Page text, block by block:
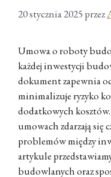
20 stycznia 2025 przez
Umowa o roboty
każdej inwestycji
dokument zapewnia
minimalizuje ryzyko
dodatkowych
umowach zdarzają się
problemów między
artykule
budowlanych oraz